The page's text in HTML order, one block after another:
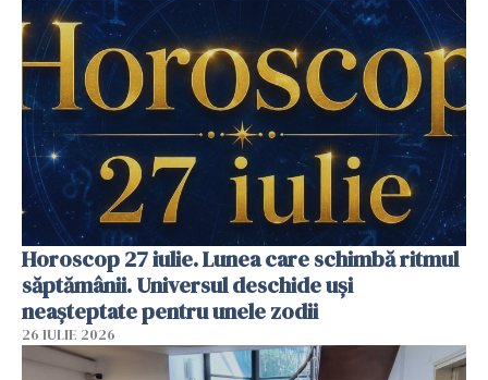
Horoscop 27 iulie. Lunea care schimbă ritmul
săptămânii. Universul deschide uși
neașteptate pentru unele zodii
26 IULIE 2026